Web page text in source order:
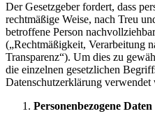
Der Gesetzgeber fordert, dass
rechtmäßige Weise, nach Treu
betroffene Person
(„Rechtmäßigkeit, Verarbeitung
Transparenz“). Um dies zu
die einzelnen gesetzlichen
Datenschutzerklärung verwendet
Personenbezogene Daten